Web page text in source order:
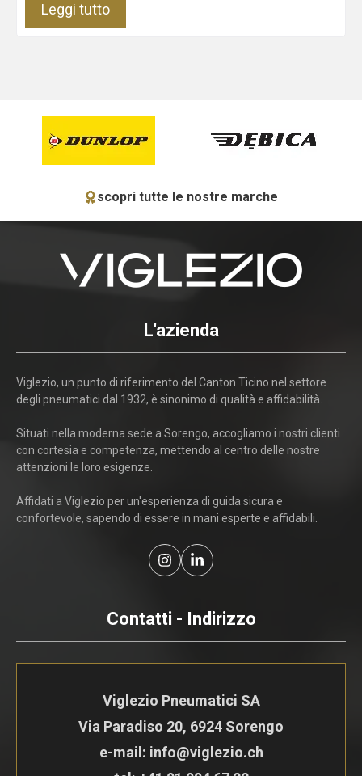
Leggi tutto
scopri tutte le nostre marche
L'azienda
Viglezio, un punto di riferimento del Canton Ticino nel settore
degli pneumatici dal 1932, è sinonimo di qualità e affidabilità.
Situati nella moderna sede a Sorengo, accogliamo i nostri clienti
con cortesia e competenza, mettendo al centro delle nostre
attenzioni le loro esigenze.
Affidati a Viglezio per un'esperienza di guida sicura e
confortevole, sapendo di essere in mani esperte e affidabili.
Contatti - Indirizzo
Viglezio Pneumatici SA
Via Paradiso 20, 6924 Sorengo
e-mail: info@viglezio.ch